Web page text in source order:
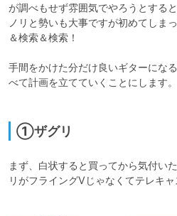
が調べもせず雰囲気でやろうとする
ノリと勢いも大事ですが初めてしま
＆検索＆検索！
手間をかけた分だけ良いギターにな
べて計画を立てていくことにします。
①ザグリ
まず、白状すると買ってから気付い
リがフライングVじゃなくてテレキャ